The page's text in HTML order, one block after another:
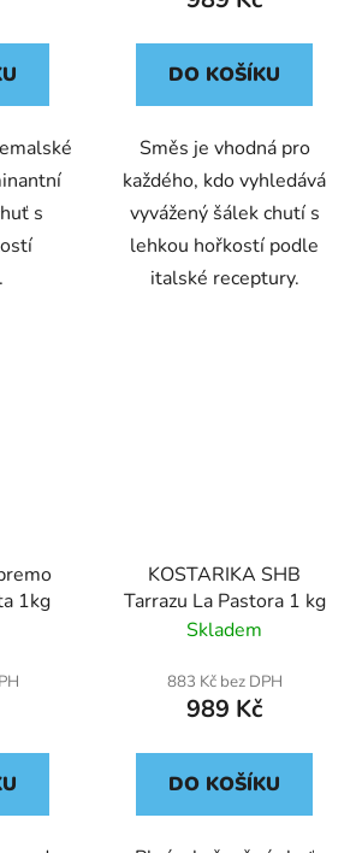
s
DO KOŠÍKU
Směs je vhodná pro
každého, kdo vyhledává
vyvážený šálek chutí s
lehkou hořkostí podle
italské receptury.
1kg
KOSTARIKA SHB
Tarrazu La Pastora 1 kg
Skladem
883 Kč bez DPH
989 Kč
DO KOŠÍKU